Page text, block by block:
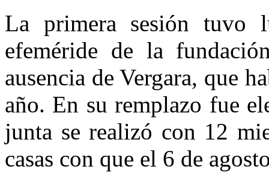
La primera sesión tuvo
efeméride de la
ausencia de Vergara, que
año. En su remplazo fue
junta se realizó con 12
casas con que el 6 de